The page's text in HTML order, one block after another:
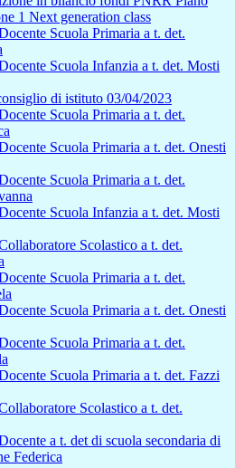
1 Next generation class
Scuola Primaria a t. det.
Scuola Infanzia a t. det. Mosti
di istituto 03/04/2023
Scuola Primaria a t. det.
Scuola Primaria a t. det. Onesti
Scuola Primaria a t. det.
Scuola Infanzia a t. det. Mosti
Scolastico a t. det.
Scuola Primaria a t. det.
Scuola Primaria a t. det. Onesti
Scuola Primaria a t. det.
Scuola Primaria a t. det. Fazzi
Scolastico a t. det.
a t. det di scuola secondaria di
Federica